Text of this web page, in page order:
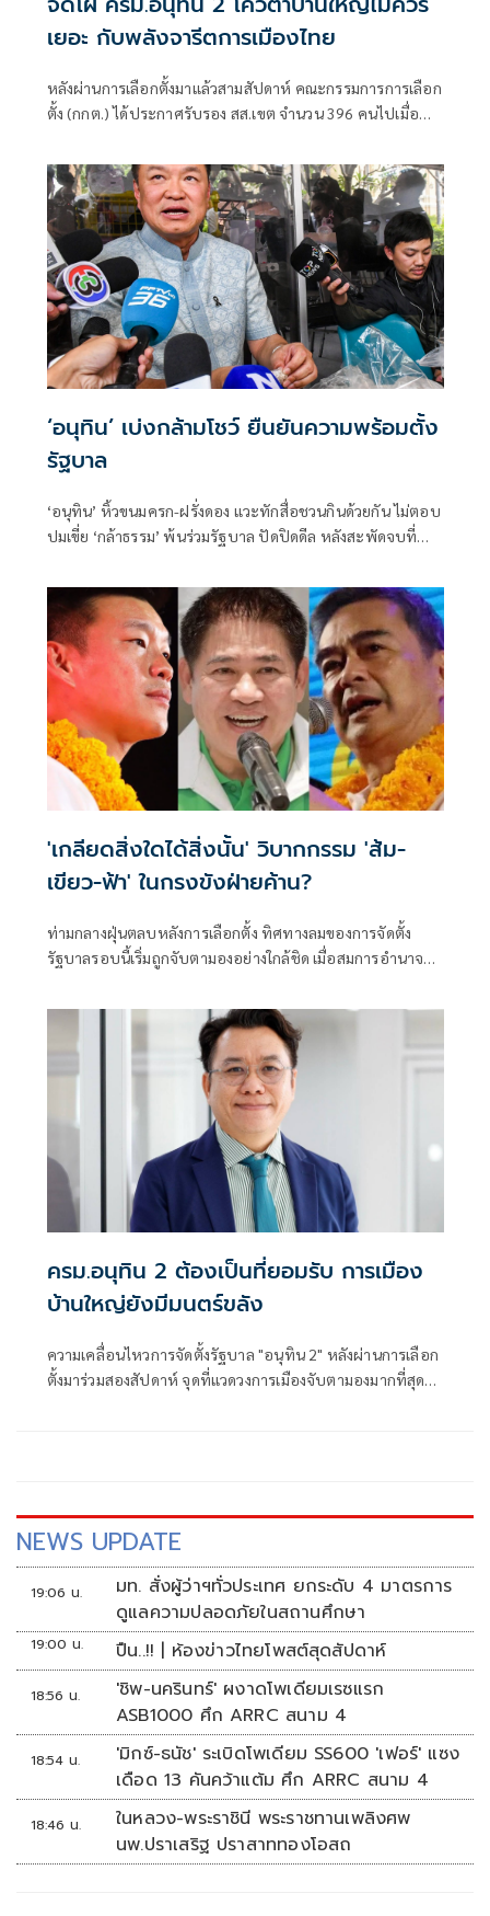
เยอะ กับพลังจารีตการเมืองไทย
หลังผ่านการเลือกตั้งมาแล้วสามสัปดาห์ คณะกรรมการการเลือก
ตั้ง (กกต.) ได้ประกาศรับรอง สส.เขต จำนวน 396 คนไปเมื่อ
‘อนุทิน’ เบ่งกล้ามโชว์ ยืนยันความพร้อมตั้ง
รัฐบาล
‘อนุทิน’ หิ้วขนมครก-ฝรั่งดอง แวะทักสื่อชวนกินด้วยกัน ไม่ตอบ
ปมเขี่ย ‘กล้าธรรม’ พ้นร่วมรัฐบาล ปัดปิดดีล หลังสะพัดจบที่
'เกลียดสิ่งใดได้สิ่งนั้น' วิบากกรรม 'ส้ม-
เขียว-ฟ้า' ในกรงขังฝ่ายค้าน?
ท่ามกลางฝุ่นตลบหลังการเลือกตั้ง ทิศทางลมของการจัดตั้ง
รัฐบาลรอบนี้เริ่มถูกจับตามองอย่างใกล้ชิด เมื่อสมการอำนาจถูก
ครม.อนุทิน 2 ต้องเป็นที่ยอมรับ การเมือง
บ้านใหญ่ยังมีมนตร์ขลัง
ความเคลื่อนไหวการจัดตั้งรัฐบาล "อนุทิน 2" หลังผ่านการเลือก
ตั้งมาร่วมสองสัปดาห์ จุดที่แวดวงการเมืองจับตามองมากที่สุดก็
NEWS UPDATE
19:06 น.
มท. สั่งผู้ว่าฯทั่วประเทศ ยกระดับ 4 มาตรการ
ดูแลความปลอดภัยในสถานศึกษา
19:00 น. ปืน..!! | ห้องข่าวไทยโพสต์สุดสัปดาห์
18:56 น.
'ชิพ-นครินทร์' ผงาดโพเดียมเรซแรก
ASB1000 ศึก ARRC สนาม 4
18:54 น.
'มิกซ์-ธนัช' ระเบิดโพเดียม SS600 'เฟอร์' แซง
เดือด 13 คันคว้าแต้ม ศึก ARRC สนาม 4
18:46 น.
ในหลวง-พระราชินี พระราชทานเพลิงศพ
นพ.ปราเสริฐ ปราสาททองโอสถ